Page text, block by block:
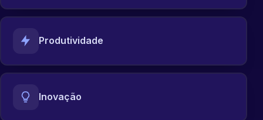
Produtividade
Inovação